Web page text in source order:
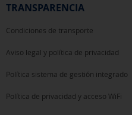
TRANSPARENCIA
Condiciones de transporte
Aviso legal y política de privacidad
Política sistema de gestión integrado
Política de privacidad y acceso WiFi